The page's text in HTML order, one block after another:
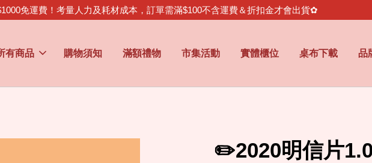
免運費！考量人力及耗材成本，訂單需滿$100不含運費＆折扣金才會出貨✿
有商品 購物須知 滿額禮物 市集活動 實體櫃位 桌布下載 品
✏️2020明信片